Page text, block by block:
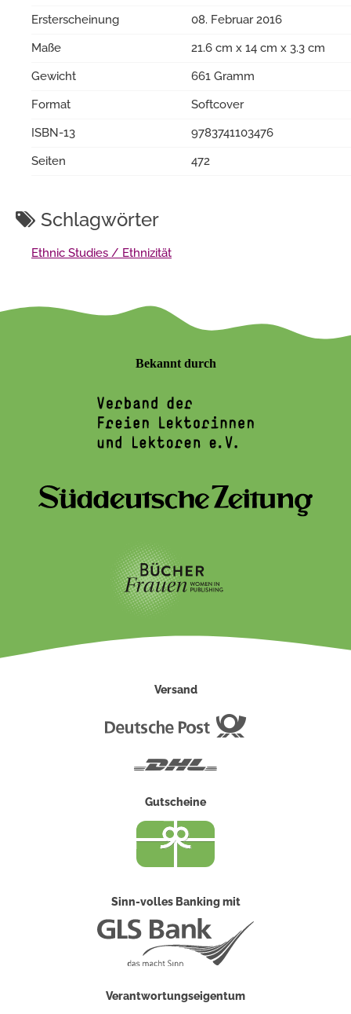
Ersterscheinung
08. Februar 2016
Maße
21.6 cm x 14 cm x 3.3 cm
Gewicht
661 Gramm
Format
Softcover
ISBN-13
9783741103476
Seiten
472
Schlagwörter
Ethnic Studies / Ethnizität
Bekannt durch
Versand
Gutscheine
Sinn-volles Banking mit
Verantwortungseigentum